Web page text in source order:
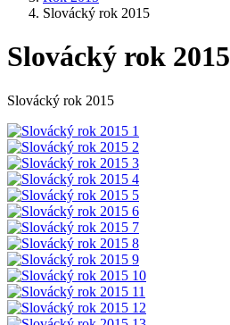
Slovácký rok 2015
Slovácký rok 2015
Slovácký rok 2015